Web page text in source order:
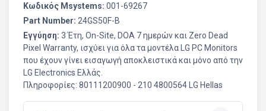
Κωδικός Msystems: 001-69267
Part Number: 24GS50F-B
Εγγύηση: 3 Έτη, Οn-Site, DOA 7 ημερών και Zero Dead
Pixel Warranty, ισχύει για όλα τα μοντέλα LG PC Monitors
που έχουν γίνει εισαγωγή αποκλειστικά και μόνο από την
LG Electronics Ελλάς.
Πληροφορίες: 80111200900 - 210 4800564 LG Hellas